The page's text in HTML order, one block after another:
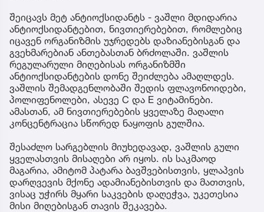
შეიცავს მეტ ანტიოქსიდანტს - ვაშლი მდიდარია
ანტიოქსიდანტებით, ნივთიერებებით, რომლებიც
იცავენ ორგანიზმის უჯრედებს დაზიანებისგან და
გვეხმარებიან ანთებასთან ბრძოლაში. ვაშლის
რეგულარული მიღებისას ორგანიზმში
ანტიოქსიდანტების დონე შეიძლება ამაღლდეს.
ვაშლის შემადგენლობაში შედის ფლავონოიდები,
პოლიფენოლები, ასევე C და E ვიტამინები.
ამასთან, ამ ნივთიერებების ყველაზე მაღალი
კონცენტრაცია სწორედ ნაყოფის გულშია.
შესაძლო სარგებლის მიუხედავად, ვაშლის გული
ყველასთვის მისაღები არ იყოს. ის საკმაოდ
მაგარია, ამიტომ პატარა ბავშვებისთვის, ყლაპვის
დარღვევის მქონე ადამიანებისთვის და მათთვის,
ვისაც უჭირს მყარი საკვების დაღეჭვა, უკეთესია
მისი მიღებისგან თავის შეკავება.